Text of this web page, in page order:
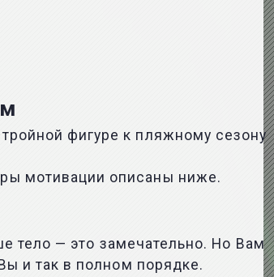
фигуре к пляжному сезону
мотивации описаны ниже.
тело — это замечательно. Но Вам
и так в полном порядке.